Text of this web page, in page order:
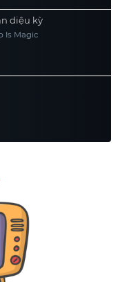
diệu kỳ
Is Magic